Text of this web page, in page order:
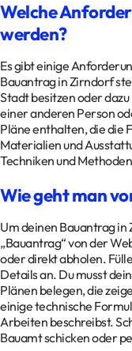
Welche
werden?
Es gibt einige
Bauantrag in Zirndorf
Stadt besitzen oder
einer anderen Person
Pläne enthalten, die die
Materialien und
Techniken und
Wie geht man
Um deinen Bauantrag in
„Bauantrag“ von der
oder direkt abholen.
Details an. Du musst
Plänen belegen, die
einige technische
Arbeiten beschreibst.
Bauamt schicken oder